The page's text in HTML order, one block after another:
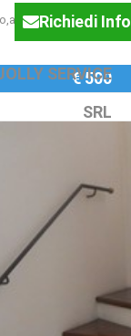
al
Richiedi Info
SERVICE
SRL
€ 500